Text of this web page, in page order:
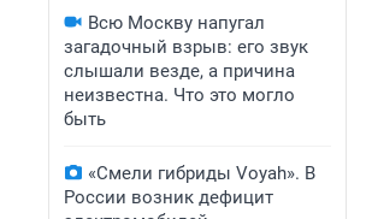
Всю Москву напугал
загадочный взрыв: его звук
слышали везде, а причина
неизвестна. Что это могло
быть
«Смели гибриды Voyah». В
России возник дефицит